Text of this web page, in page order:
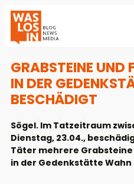
GRABSTEINE UND
IN DER
BESCHÄDIGT
Sögel. Im Tatzeitraum
Dienstag, 23.04.,
Täter mehrere
in der Gedenkstätte Wahn